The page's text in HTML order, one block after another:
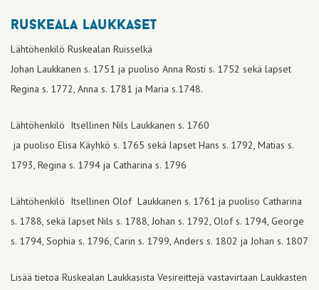
ruskeala laukkaset
Lähtöhenkilö Ruskealan Ruisselkä
Johan Laukkanen s. 1751 ja puoliso Anna Rosti s. 1752 sekä lapset
Regina s. 1772, Anna s. 1781 ja Maria s.1748.
Lähtöhenkilö Itsellinen Nils Laukkanen s. 1760
ja puoliso Elisa Käyhkö s. 1765 sekä lapset Hans s. 1792, Matias s.
1793, Regina s. 1794 ja Catharina s. 1796
Lähtöhenkilö Itsellinen Olof Laukkanen s. 1761 ja puoliso Catharina
s. 1788, sekä lapset Nils s. 1788, Johan s. 1792, Olof s. 1794, George
s. 1794, Sophia s. 1796, Carin s. 1799, Anders s. 1802 ja Johan s. 1807
Lisää tietoa Ruskealan Laukkasista Vesireittejä vastavirtaan Laukkasten